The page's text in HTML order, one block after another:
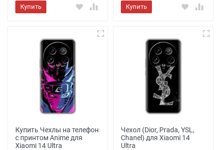
Купить Купить
Купить Чехлы на телефон
с принтом Anime для
Xiaomi 14 Ultra
Чехол (Dior, Prada, YSL,
Chanel) для Xiaomi 14
Ultra